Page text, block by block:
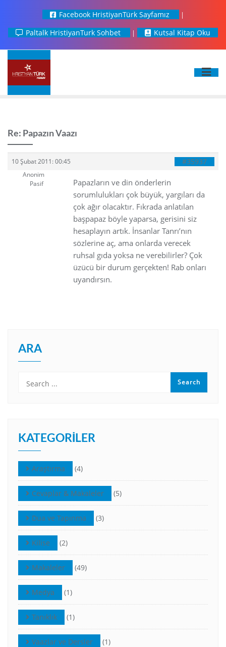
Facebook HristiyanTürk Sayfamız
Paltalk HristiyanTurk Sohbet
Kutsal Kitap Oku
Re: Papazın Vaazı
10 Şubat 2011: 00:45 #35937
Anonim
Pasif
Papazların ve din önderlerin
sorumlulukları çok büyük, yargıları da
çok ağır olacaktır. Fıkrada anlatılan
başpapaz böyle yaparsa, gerisini siz
hesaplayın artık. İnsanlar Tanrı’nın
sözlerine aç, ama onlarda verecek
ruhsal gıda yoksa ne verebilirler? Çok
üzücü bir durum gerçekten! Rab onları
uyandırsın.
ARA
KATEGORILER
Araştırma (4)
Cevaplar & Makaleler (5)
Dua ve Tapınma (3)
Kilise (2)
Makaleler (49)
Medya (1)
Tanıklık (1)
Vaazlar ve Dersler (1)